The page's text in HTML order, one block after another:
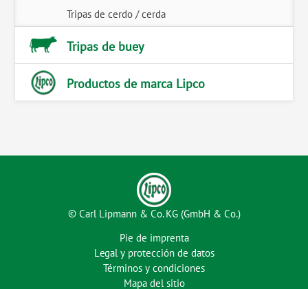
Tripas de cerdo / cerda
Tripas de buey
Productos de marca Lipco
© Carl Lipmann & Co. KG (GmbH & Co.)
Pie de imprenta
Legal y protección de datos
Términos y condiciones
Mapa del sitio